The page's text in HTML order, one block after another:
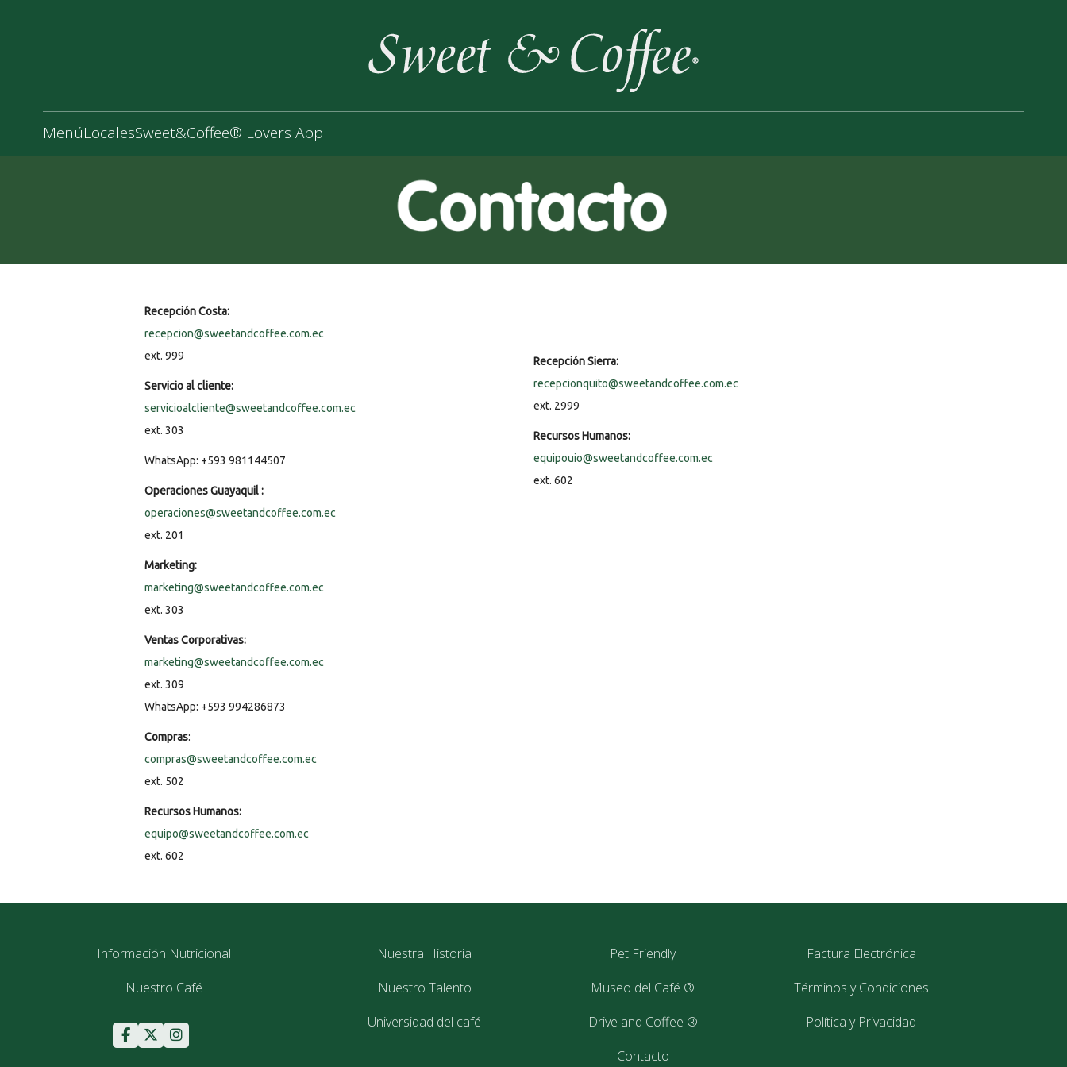
MenúLocalesSweet&Coffee® Lovers App
Recepción Costa:
recepcion@sweetandcoffee.com.ec
ext. 999
Servicio al cliente:
servicioalcliente@sweetandcoffee.com.ec
ext. 303
WhatsApp: +593 981144507
Operaciones Guayaquil :
operaciones@sweetandcoffee.com.ec
ext. 201
Marketing:
marketing@sweetandcoffee.com.ec
ext. 303
Ventas Corporativas:
marketing@sweetandcoffee.com.ec
ext. 309
WhatsApp: +593 994286873
Compras:
compras@sweetandcoffee.com.ec
ext. 502
Recursos Humanos:
equipo@sweetandcoffee.com.ec
ext. 602
Recepción Sierra:
recepcionquito@sweetandcoffee.com.ec
ext. 2999
Recursos Humanos:
equipouio@sweetandcoffee.com.ec
ext. 602
Información Nutricional
Nuestro Café
Nuestra Historia
Nuestro Talento
Universidad del café
Pet Friendly
Museo del Café ®
Drive and Coffee ®
Contacto
Factura Electrónica
Términos y Condiciones
Política y Privacidad